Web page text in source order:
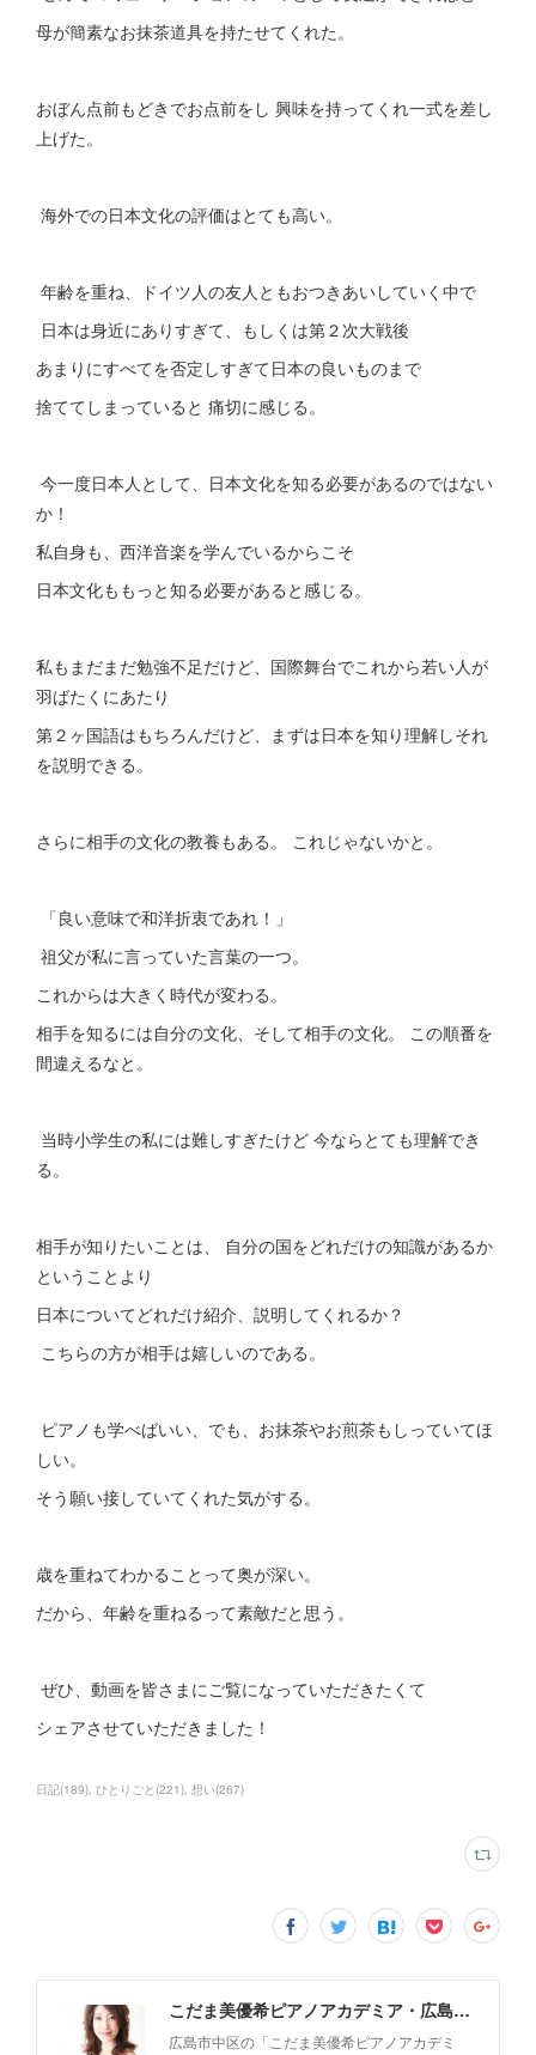
母が簡素なお抹茶道具を持たせてくれた。
おぼん点前もどきでお点前をし 興味を持ってくれ一式を差し
上げた。
海外での日本文化の評価はとても高い。
年齢を重ね、ドイツ人の友人ともおつきあいしていく中で
日本は身近にありすぎて、もしくは第２次大戦後
あまりにすべてを否定しすぎて日本の良いものまで
捨ててしまっていると 痛切に感じる。
今一度日本人として、日本文化を知る必要があるのではない
か！
私自身も、西洋音楽を学んでいるからこそ
日本文化ももっと知る必要があると感じる。
私もまだまだ勉強不足だけど、国際舞台でこれから若い人が
羽ばたくにあたり
第２ヶ国語はもちろんだけど、まずは日本を知り理解しそれ
を説明できる。
さらに相手の文化の教養もある。 これじゃないかと。
「良い意味で和洋折衷であれ！」
祖父が私に言っていた言葉の一つ。
これからは大きく時代が変わる。
相手を知るには自分の文化、そして相手の文化。 この順番を
間違えるなと。
当時小学生の私には難しすぎたけど 今ならとても理解でき
る。
相手が知りたいことは、 自分の国をどれだけの知識があるか
ということより
日本についてどれだけ紹介、説明してくれるか？
こちらの方が相手は嬉しいのである。
ピアノも学べばいい、でも、お抹茶やお煎茶もしっていてほ
しい。
そう願い接していてくれた気がする。
歳を重ねてわかることって奥が深い。
だから、年齢を重ねるって素敵だと思う。
ぜひ、動画を皆さまにご覧になっていただきたくて
シェアさせていただきました！
日記(189) ひとりごと (221) 想い(267)
こだま美優希ピアノアカデミア・広島市中区
広島市中区の「こだま美優希ピアノアカデミ